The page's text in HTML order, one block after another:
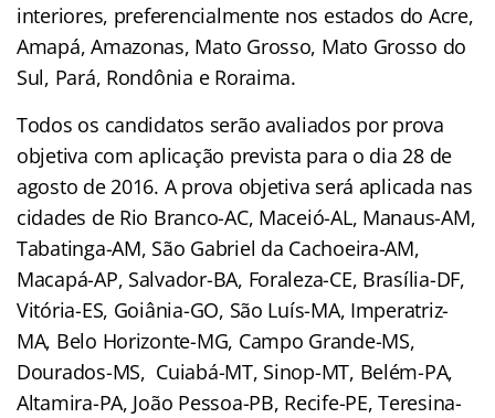
interiores, preferencialmente nos estados do Acre,
Amapá, Amazonas, Mato Grosso, Mato Grosso do
Sul, Pará, Rondônia e Roraima.
Todos os candidatos serão avaliados por prova
objetiva com aplicação prevista para o dia 28 de
agosto de 2016. A prova objetiva será aplicada nas
cidades de Rio Branco-AC, Maceió-AL, Manaus-AM,
Tabatinga-AM, São Gabriel da Cachoeira-AM,
Macapá-AP, Salvador-BA, Foraleza-CE, Brasília-DF,
Vitória-ES, Goiânia-GO, São Luís-MA, Imperatriz-
MA, Belo Horizonte-MG, Campo Grande-MS,
Dourados-MS, Cuiabá-MT, Sinop-MT, Belém-PA,
Altamira-PA, João Pessoa-PB, Recife-PE, Teresina-